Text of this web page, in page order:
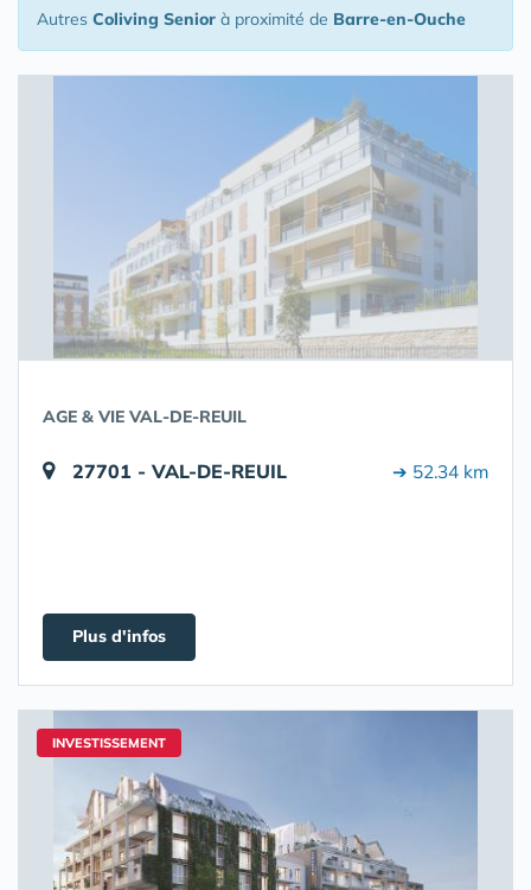
Autres Coliving Senior à proximité de Barre-en-Ouche
AGE & VIE VAL-DE-REUIL
27701 - VAL-DE-REUIL ➔ 52.34 km
Plus d'infos
INVESTISSEMENT